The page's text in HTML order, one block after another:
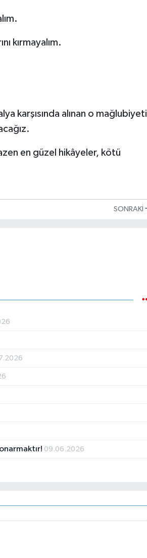
kırmayalım.
karşısında alınan o mağlubiyeti
en güzel hikâyeler, kötü
SONRAKI
09.06.2026